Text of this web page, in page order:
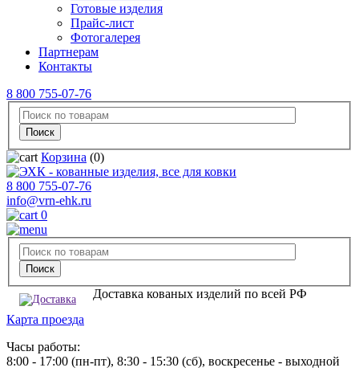
Готовые изделия
Прайс-лист
Фотогалерея
Партнерам
Контакты
8 800 755-07-76
Корзина (0)
8 800 755-07-76
info@vrn-ehk.ru
0
Доставка кованых изделий по всей РФ
Карта проезда
Часы работы:
8:00 - 17:00 (пн-пт), 8:30 - 15:30 (сб), воскресенье - выходной